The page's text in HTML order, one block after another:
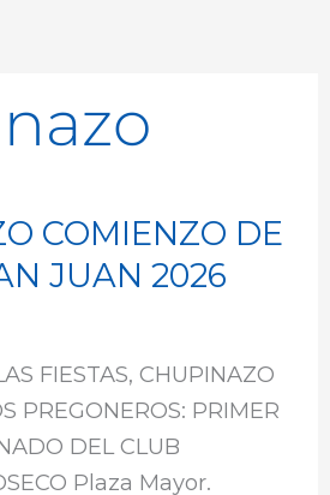
COMIENZO DE
JUAN 2026
FIESTAS, CHUPINAZO
PREGONEROS: PRIMER
DEL CLUB
Plaza Mayor.